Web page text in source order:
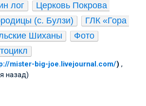
лог
Церковь Покрова
(с. Булзи)
ГЛК «Гора
Шиханы
Фото
mister-big-joe.livejournal.com/) ,
назад)